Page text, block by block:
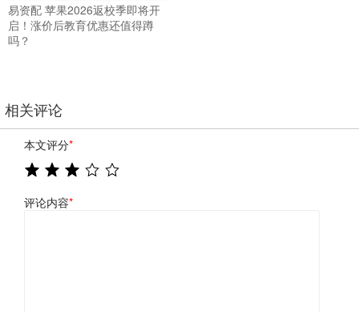
易资配 苹果2026返校季即将开
启！涨价后教育优惠还值得蹲
吗？
相关评论
本文评分*
评论内容*